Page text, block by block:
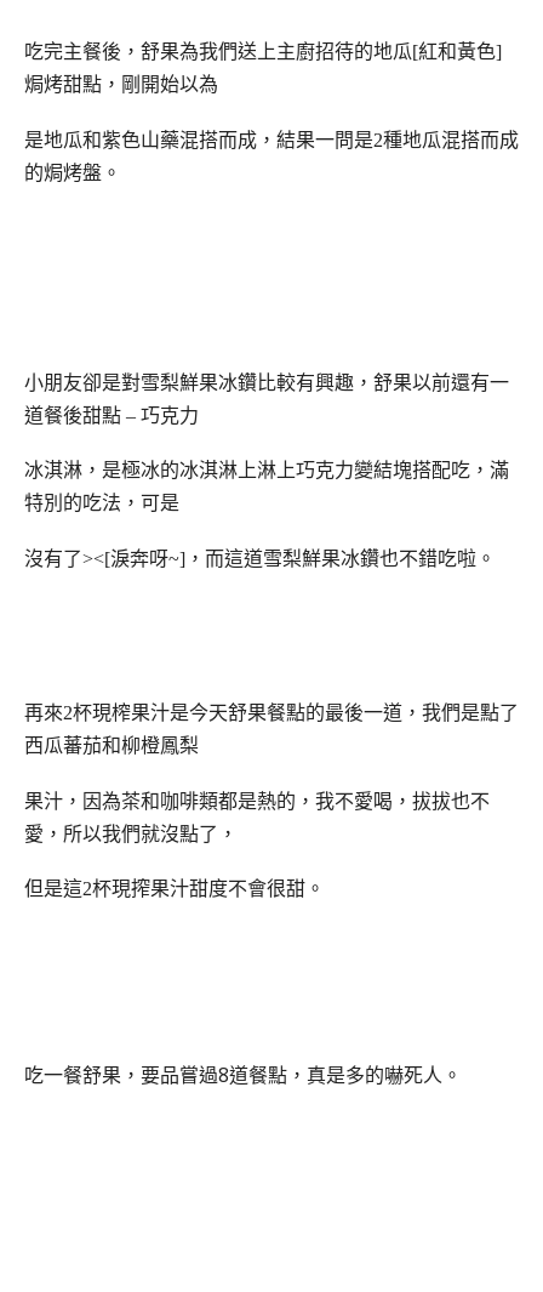
吃完主餐後，舒果為我們送上主廚招待的地瓜[紅和黃色]
焗烤甜點，剛開始以為
是地瓜和紫色山藥混搭而成，結果一問是2種地瓜混搭而成
的焗烤盤。
小朋友卻是對雪梨鮮果冰鑽比較有興趣 ，舒果以前還有一
道餐後甜點 – 巧克力
冰淇淋，是極冰的冰淇淋上淋上巧克力變結塊搭配吃，滿
特別的吃法，可是
沒有了><[淚奔呀~]，而這道雪梨鮮果冰鑽也不錯吃啦 。
再來2杯現榨果汁是今天舒果餐點的最後一道 ，我們是點了
西瓜蕃茄和柳橙鳳梨
果汁 ，因為茶和咖啡類都是熱的，我不愛喝，拔拔也不
愛，所以我們就沒點了，
但是這2杯現搾果汁甜度不會很甜。
吃一餐舒果，要品嘗過8道餐點，真是多的嚇死人。